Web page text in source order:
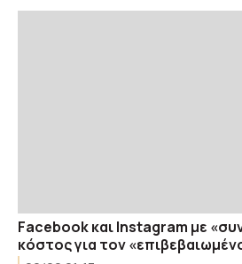
Facebook και Instagram με
κόστος για τον